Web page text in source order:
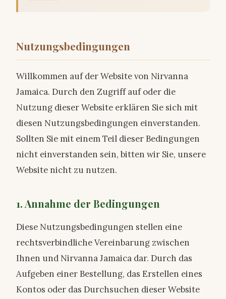
Nutzungsbedingungen
Willkommen auf der Website von Nirvanna
Jamaica. Durch den Zugriff auf oder die
Nutzung dieser Website erklären Sie sich mit
diesen Nutzungsbedingungen einverstanden.
Sollten Sie mit einem Teil dieser Bedingungen
nicht einverstanden sein, bitten wir Sie, unsere
Website nicht zu nutzen.
1. Annahme der Bedingungen
Diese Nutzungsbedingungen stellen eine
rechtsverbindliche Vereinbarung zwischen
Ihnen und Nirvanna Jamaica dar. Durch das
Aufgeben einer Bestellung, das Erstellen eines
Kontos oder das Durchsuchen dieser Website